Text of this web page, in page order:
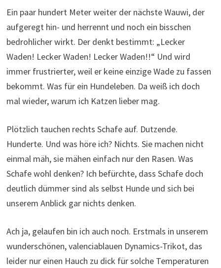
Ein paar hundert Meter weiter der nächste Wauwi, der
aufgeregt hin- und herrennt und noch ein bisschen
bedrohlicher wirkt. Der denkt bestimmt: „Lecker
Waden! Lecker Waden! Lecker Waden!!“ Und wird
immer frustrierter, weil er keine einzige Wade zu fassen
bekommt. Was für ein Hundeleben. Da weiß ich doch
mal wieder, warum ich Katzen lieber mag.
Plötzlich tauchen rechts Schafe auf. Dutzende.
Hunderte. Und was höre ich? Nichts. Sie machen nicht
einmal mäh, sie mähen einfach nur den Rasen. Was
Schafe wohl denken? Ich befürchte, dass Schafe doch
deutlich dümmer sind als selbst Hunde und sich bei
unserem Anblick gar nichts denken.
Ach ja, gelaufen bin ich auch noch. Erstmals in unserem
wunderschönen, valenciablauen Dynamics-Trikot, das
leider nur einen Hauch zu dick für solche Temperaturen